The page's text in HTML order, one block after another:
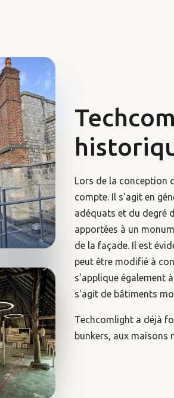
Lors de la conception
compte. Il s'agit en
adéquats et du degré
apportées à un
de la façade. Il est
peut être modifié à
s'applique également
s'agit de bâtiments
Techcomlight a déjà
bunkers, aux maisons